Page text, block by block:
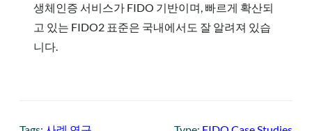
생체인증 서비스가 FIDO 기반이며, 빠르게 확산되
고 있는 FIDO2 표준은 국내에서도 잘 알려져 있습
니다.